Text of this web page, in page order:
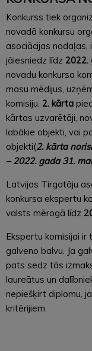
Konkurss tiek
novadā konkursu
asociācijas
jāiesniedz līdz 2022.
novadu konkursa
masu mēdijus,
komisiju. 2. kārta
kārtas uzvarētāji,
labākie objekti, vai
objekti(2. kārta
– 2022. gada 31.
Latvijas Tirgotāju
konkursa ekspertu
valsts mērogā līdz
Ekspertu komisijai
galveno balvu. Ja
pats sedz tās
laureātus un
nepiešķirt diplomu,
kritērijiem.